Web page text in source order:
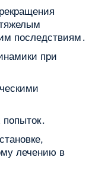
последствиям․
при
лечению в